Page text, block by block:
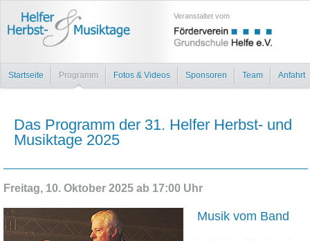
Startseite Programm Fotos & Videos Sponsoren Team Anfahrt
Veranstaltet vom
Das Programm der 31. Helfer Herbst- und
Musiktage 2025
Freitag, 10. Oktober 2025 ab 17:00 Uhr
Musik vom Band